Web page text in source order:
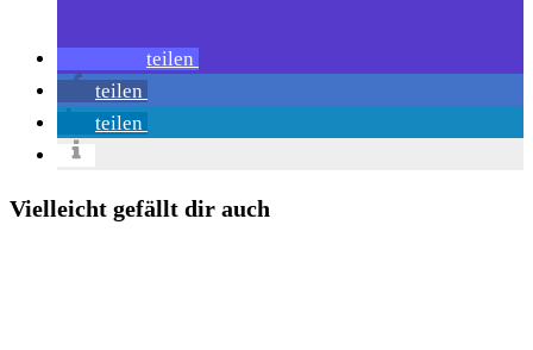
teilen
teilen
teilen
Vielleicht gefällt dir auch